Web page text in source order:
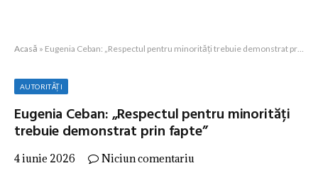
Acasă » Eugenia Ceban: „Respectul pentru minorități trebuie demonstrat prin fapte”
AUTORITĂȚI
Eugenia Ceban: „Respectul pentru minorități
trebuie demonstrat prin fapte”
4 iunie 2026 Niciun comentariu